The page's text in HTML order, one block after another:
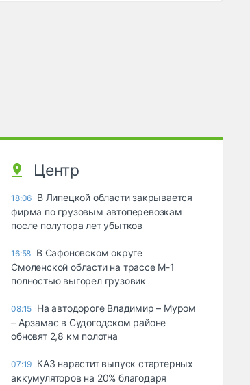
Центр
18:06 В Липецкой области закрывается
фирма по грузовым автоперевозкам
после полутора лет убытков
16:58 В Сафоновском округе
Смоленской области на трассе М-1
полностью выгорел грузовик
08:15 На автодороге Владимир – Муром
– Арзамас в Судогодском районе
обновят 2,8 км полотна
07:19 КАЗ нарастит выпуск стартерных
аккумуляторов на 20% благодаря